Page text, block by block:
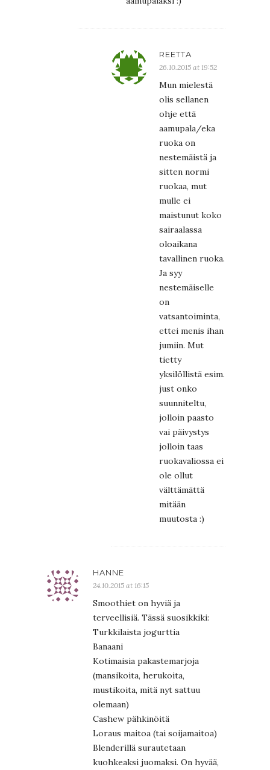
REETTA
26.10.2015 at 19:52
Mun mielestä
olis sellanen
ohje että
aamupala/eka
ruoka on
nestemäistä ja
sitten normi
ruokaa, mut
mulle ei
maistunut koko
sairaalassa
oloaikana
tavallinen ruoka.
Ja syy
nestemäiselle
on
vatsantoiminta,
ettei menis ihan
jumiin. Mut
tietty
yksilöllistä esim.
just onko
suunniteltu,
jolloin paasto
vai päivystys
jolloin taas
ruokavaliossa ei
ole ollut
välttämättä
mitään
muutosta :)
HANNE
24.10.2015 at 16:15
Smoothiet on hyviä ja
terveellisiä. Tässä suosikkiki:
Turkkilaista jogurttia
Banaani
Kotimaisia pakastemarjoja
(mansikoita, herukoita,
mustikoita, mitä nyt sattuu
olemaan)
Cashew pähkinöitä
Loraus maitoa (tai soijamaitoa)
Blenderillä surautetaan
kuohkeaksi juomaksi. On hyvää,